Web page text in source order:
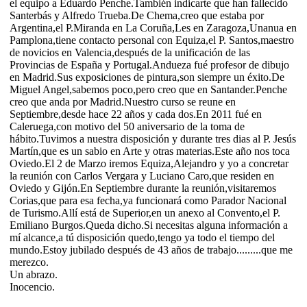
el equipo a Eduardo Penche.También indicarte que han fallecido
Santerbás y Alfredo Trueba.De Chema,creo que estaba por
Argentina,el P.Miranda en La Coruña,Les en Zaragoza,Unanua en
Pamplona,tiene contacto personal con Equiza,el P. Santos,maestro
de novicios en Valencia,después de la unificación de las
Provincias de España y Portugal.Andueza fué profesor de dibujo
en Madrid.Sus exposiciones de pintura,son siempre un éxito.De
Miguel Angel,sabemos poco,pero creo que en Santander.Penche
creo que anda por Madrid.Nuestro curso se reune en
Septiembre,desde hace 22 años y cada dos.En 2011 fué en
Caleruega,con motivo del 50 aniversario de la toma de
hábito.Tuvimos a nuestra disposición y durante tres dias al P. Jesús
Martín,que es un sabio en Arte y otras materias.Este año nos toca
Oviedo.El 2 de Marzo iremos Equiza,Alejandro y yo a concretar
la reunión con Carlos Vergara y Luciano Caro,que residen en
Oviedo y Gijón.En Septiembre durante la reunión,visitaremos
Corias,que para esa fecha,ya funcionará como Parador Nacional
de Turismo.Allí está de Superior,en un anexo al Convento,el P.
Emiliano Burgos.Queda dicho.Si necesitas alguna información a
mí alcance,a tú disposición quedo,tengo ya todo el tiempo del
mundo.Estoy jubilado después de 43 años de trabajo.........que me
merezco.
Un abrazo.
Inocencio.